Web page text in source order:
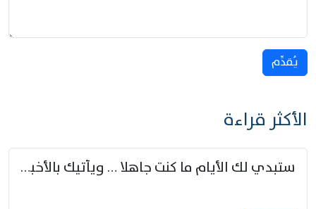
يُقدِّم
الأكثر قراءة
ستبدي لك الأيام ما كنت جاهلا … ويأتيك بالأخبار من لم تزوّد